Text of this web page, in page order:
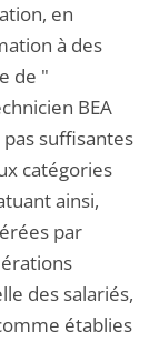
en
à des
de "
BEA
suffisantes
catégories
ainsi,
par
des salariés,
établies